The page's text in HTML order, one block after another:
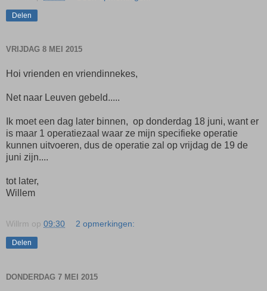
Delen
VRIJDAG 8 MEI 2015
Hoi vrienden en vriendinnekes,
Net naar Leuven gebeld.....
Ik moet een dag later binnen, op donderdag 18 juni, want er
is maar 1 operatiezaal waar ze mijn specifieke operatie
kunnen uitvoeren, dus de operatie zal op vrijdag de 19 de
juni zijn....
tot later,
Willem
Willrm op 09:30 2 opmerkingen:
Delen
DONDERDAG 7 MEI 2015